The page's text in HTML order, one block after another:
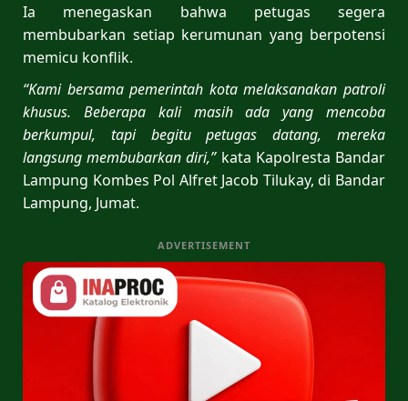
Ia menegaskan bahwa petugas segera
membubarkan setiap kerumunan yang berpotensi
memicu konflik.
“Kami bersama pemerintah kota melaksanakan patroli
khusus. Beberapa kali masih ada yang mencoba
berkumpul, tapi begitu petugas datang, mereka
langsung membubarkan diri,”kata Kapolresta Bandar
Lampung Kombes Pol Alfret Jacob Tilukay, di Bandar
Lampung, Jumat.
ADVERTISEMENT